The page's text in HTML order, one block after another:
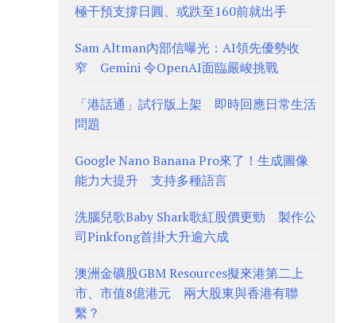
極干預支撐日圓、或跌至160前就出手
Sam Altman內部信曝光：AI領先優勢收
窄 Gemini 令OpenAI面臨嚴峻挑戰
「港話通」試行版上架 即時回應日常生活
問題
Google Nano Banana Pro來了！生成圖像
能力大提升 支持多種語言
洗腦兒歌Baby Shark歌紅股價更勁 製作公
司Pinkfong首掛大升逾六成
澳洲金礦股GBM Resources擬來港第二上
市、市值8億港元 兩大股東與香港有聯
繫？